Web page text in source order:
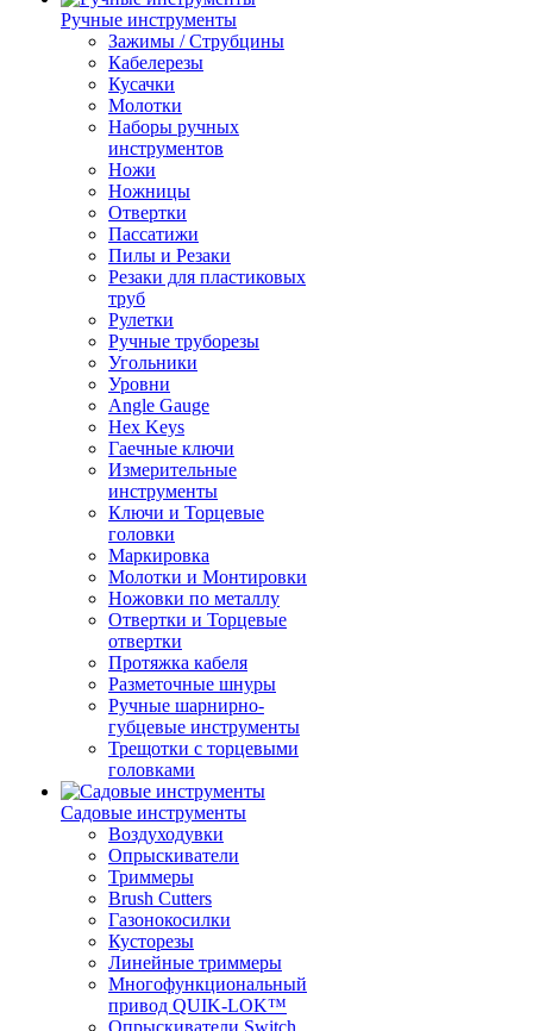
Ручные инструменты
Зажимы / Струбцины
Кабелерезы
Кусачки
Молотки
Наборы ручных
инструментов
Ножи
Ножницы
Отвертки
Пассатижи
Пилы и Резаки
Резаки для пластиковых
труб
Рулетки
Ручные труборезы
Угольники
Уровни
Angle Gauge
Hex Keys
Гаечные ключи
Измерительные
инструменты
Ключи и Торцевые
головки
Маркировка
Молотки и Монтировки
Ножовки по металлу
Отвертки и Торцевые
отвертки
Протяжка кабеля
Разметочные шнуры
Ручные шарнирно-
губцевые инструменты
Трещотки с торцевыми
головками
Садовые инструменты
Воздуходувки
Опрыскиватели
Триммеры
Brush Cutters
Газонокосилки
Кусторезы
Линейные триммеры
Многофункциональный
привод QUIK-LOK™
Опрыскиватели Switch